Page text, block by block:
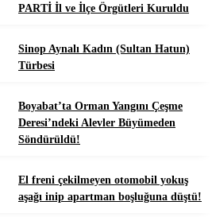
PARTİ İl ve İlçe Örgütleri Kuruldu
Sinop Aynalı Kadın (Sultan Hatun)
Türbesi
Boyabat’ta Orman Yangını Çeşme
Deresi’ndeki Alevler Büyümeden
Söndürüldü!
El freni çekilmeyen otomobil yokuş
aşağı inip apartman boşluğuna düştü!